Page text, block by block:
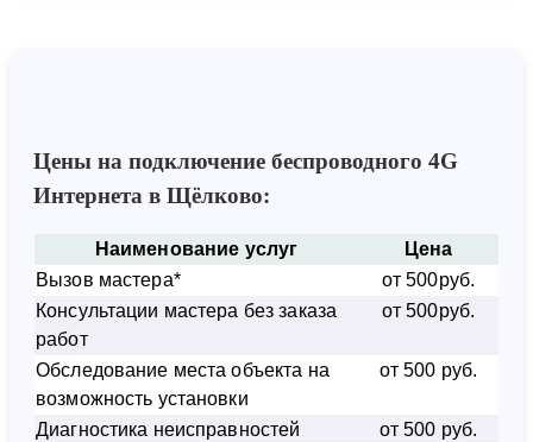
Цены на подключение беспроводного 4G
Интернета в Щёлково:
Наименование услуг
Цена
Вызов мастера*
от 500руб.
Консультации мастера без заказа
работ
от 500руб.
Обследование места объекта на
возможность установки
от 500 руб.
Диагностика неисправностей
от 500 руб.